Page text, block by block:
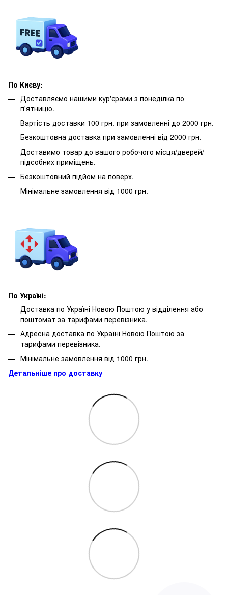
По Києву:
Доставляємо нашими кур'єрами з понеділка по
п'ятницю.
Вартість доставки 100 грн. при замовленні до 2000 грн.
Безкоштовна доставка при замовленні від 2000 грн.
Доставимо товар до вашого робочого місця/дверей/
підсобних приміщень.
Безкоштовний підйом на поверх.
Мінімальне замовлення від 1000 грн.
По Україні:
Доставка по Україні Новою Поштою у відділення або
поштомат за тарифами перевізника.
Адресна доставка по Україні Новою Поштою за
тарифами перевізника.
Мінімальне замовлення від 1000 грн.
Детальніше про доставку